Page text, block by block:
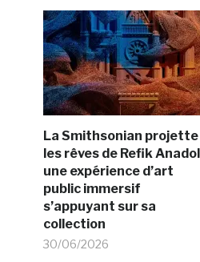
La Smithsonian projette
les rêves de Refik
une expérience d’art
public immersif
s’appuyant sur sa
collection
30/06/2026